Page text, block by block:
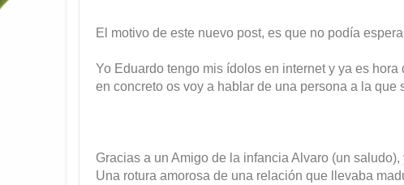
El motivo de este nuevo post, es que no podía
Yo Eduardo tengo mis ídolos en internet y ya es
en concreto os voy a hablar de una persona a la que
Gracias a un Amigo de la infancia Alvaro (un
Una rotura amorosa de una relación que llevaba